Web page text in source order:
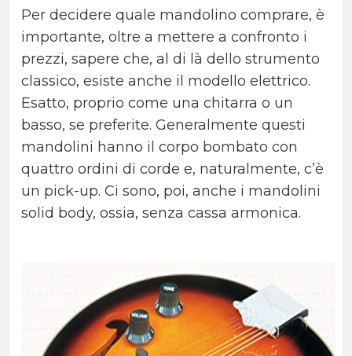
Per decidere quale mandolino comprare, è
importante, oltre a mettere a confronto i
prezzi, sapere che, al di là dello strumento
classico, esiste anche il modello elettrico.
Esatto, proprio come una chitarra o un
basso, se preferite. Generalmente questi
mandolini hanno il corpo bombato con
quattro ordini di corde e, naturalmente, c’è
un pick-up. Ci sono, poi, anche i mandolini
solid body, ossia, senza cassa armonica.